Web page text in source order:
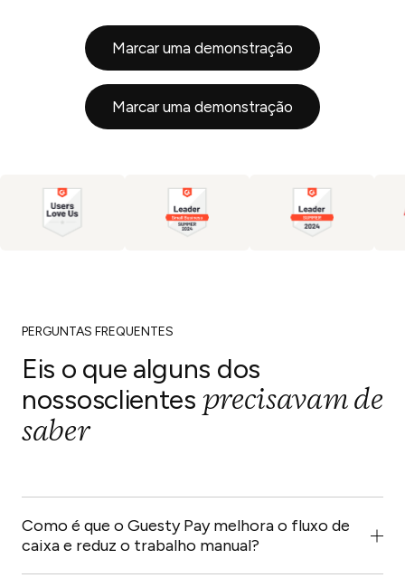
Marcar uma demonstração
Marcar uma demonstração
PERGUNTAS FREQUENTES
Eis o que alguns dos
nossosclientes precisavam de
saber
Como é que o Guesty Pay melhora o fluxo de
caixa e reduz o trabalho manual?